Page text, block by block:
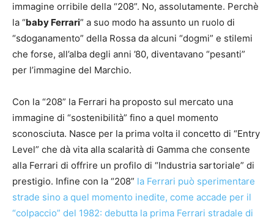
immagine orribile della “208”. No, assolutamente. Perchè
la “baby Ferrari” a suo modo ha assunto un ruolo di
“sdoganamento” della Rossa da alcuni “dogmi” e stilemi
che forse, all’alba degli anni ’80, diventavano “pesanti”
per l’immagine del Marchio.
Con la “208” la Ferrari ha proposto sul mercato una
immagine di “sostenibilità” fino a quel momento
sconosciuta. Nasce per la prima volta il concetto di “Entry
Level” che dà vita alla scalarità di Gamma che consente
alla Ferrari di offrire un profilo di “Industria sartoriale” di
prestigio. Infine con la “208” la Ferrari può sperimentare
strade sino a quel momento inedite, come accade per il
“colpaccio” del 1982: debutta la prima Ferrari stradale di